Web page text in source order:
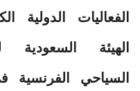
الفعاليات الدولية
الهيئة السعودية
السياحي